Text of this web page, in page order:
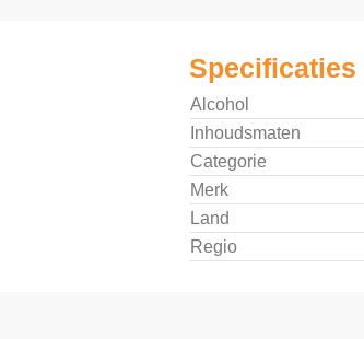
Specificaties
Alcohol
Inhoudsmaten
Categorie
Merk
Land
Regio